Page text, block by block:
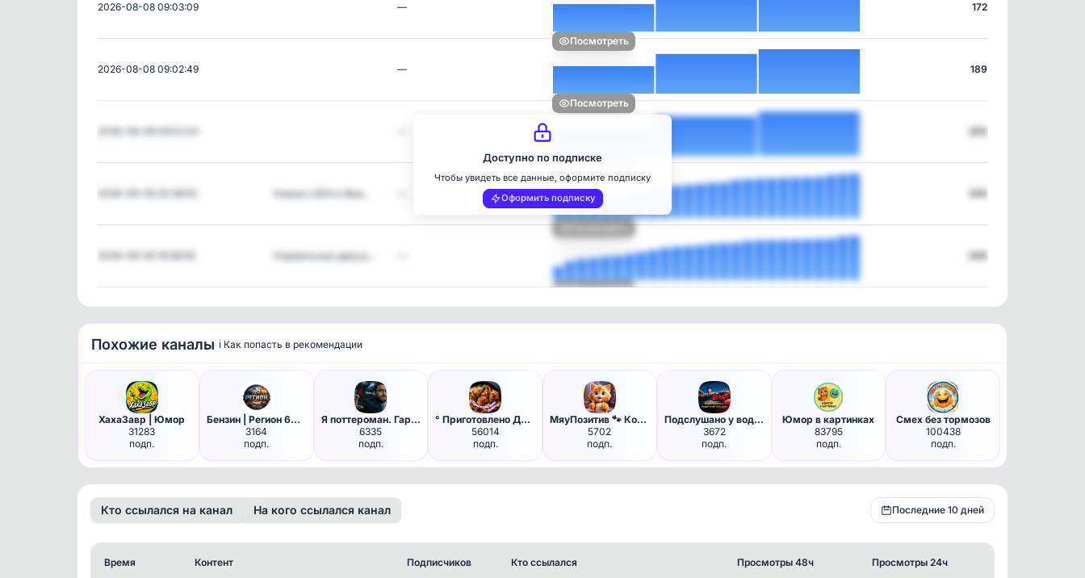
2026-08-08 09:03:09 —
Посмотреть
172
2026-08-08 09:02:49 —
Посмотреть
189
Посмотреть
200
Новые LADA в Фор…
Посмотреть
350
Нормальные девуш…
Посмотреть
369
Доступно по подписке
Чтобы увидеть все данные, оформите подписку
Оформить подписку
Похожие каналы ℹ️ Как попасть в рекомендации
ХахаЗавр | Юмор
31283
подп.
Бензин | Регион 63 | Самара
3164
подп.
Я поттероман. Гарри Поттер
6335
подп.
° Приготовлено Дома °
56014
подп.
МяуПозитив 🐾 Котики
5702
подп.
Подслушано у водителей Шатура.
3672
подп.
Юмор в картинках
83795
подп.
Смех без тормозов
100438
подп.
Кто ссылался на канал На кого ссылался канал Последние 10 дней
Время Контент Подписчиков Кто ссылался Просмотры 48ч Просмотры 24ч